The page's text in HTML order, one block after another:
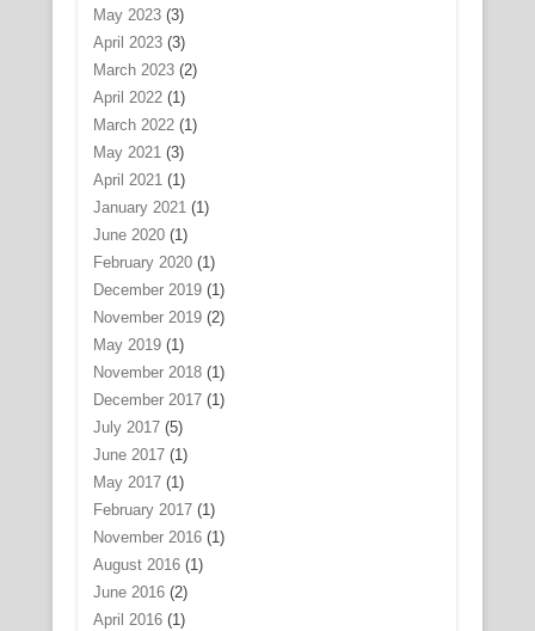
May 2023(3)
April 2023(3)
March 2023(2)
April 2022(1)
March 2022(1)
May 2021(3)
April 2021(1)
January 2021(1)
June 2020(1)
February 2020(1)
December 2019(1)
November 2019(2)
May 2019(1)
November 2018(1)
December 2017(1)
July 2017(5)
June 2017(1)
May 2017(1)
February 2017(1)
November 2016(1)
August 2016(1)
June 2016(2)
April 2016(1)